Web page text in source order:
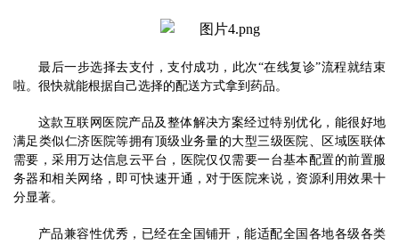
最后一步选择去支付，支付成功，此次“在线复诊”流程就结束
啦。很快就能根据自己选择的配送方式拿到药品。
这款互联网医院产品及整体解决方案经过特别优化，能很好地
满足类似仁济医院等拥有顶级业务量的大型三级医院、区域医联体
需要，采用万达信息云平台，医院仅仅需要一台基本 配置的前置服
务器和相关网络，即可快速开通，对于医院来说 ， 资源利用效果十
分显著。
产品兼容性优秀，已经在全国铺开，能适配全国各地各级各类